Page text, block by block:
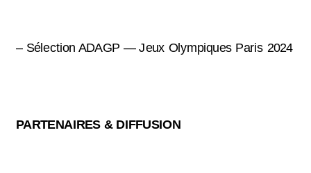
– Sélection ADAGP — Jeux Olympiques Paris 2024
PARTENAIRES & DIFFUSION